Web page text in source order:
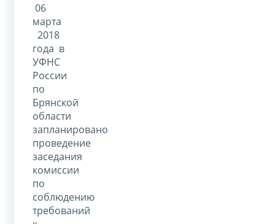
06
марта
2018
года в
УФНС
России
по
Брянской
области
запланировано
проведение
заседания
комиссии
по
соблюдению
требований